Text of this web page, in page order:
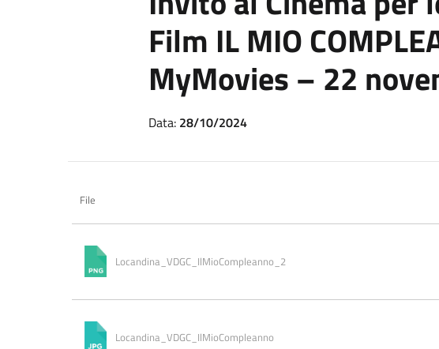
Film IL MIO
MyMovies – 22
Data: 28/10/2024
File
Locandina_VDGC_IlMioCompleanno_2
Locandina_VDGC_IlMioCompleanno